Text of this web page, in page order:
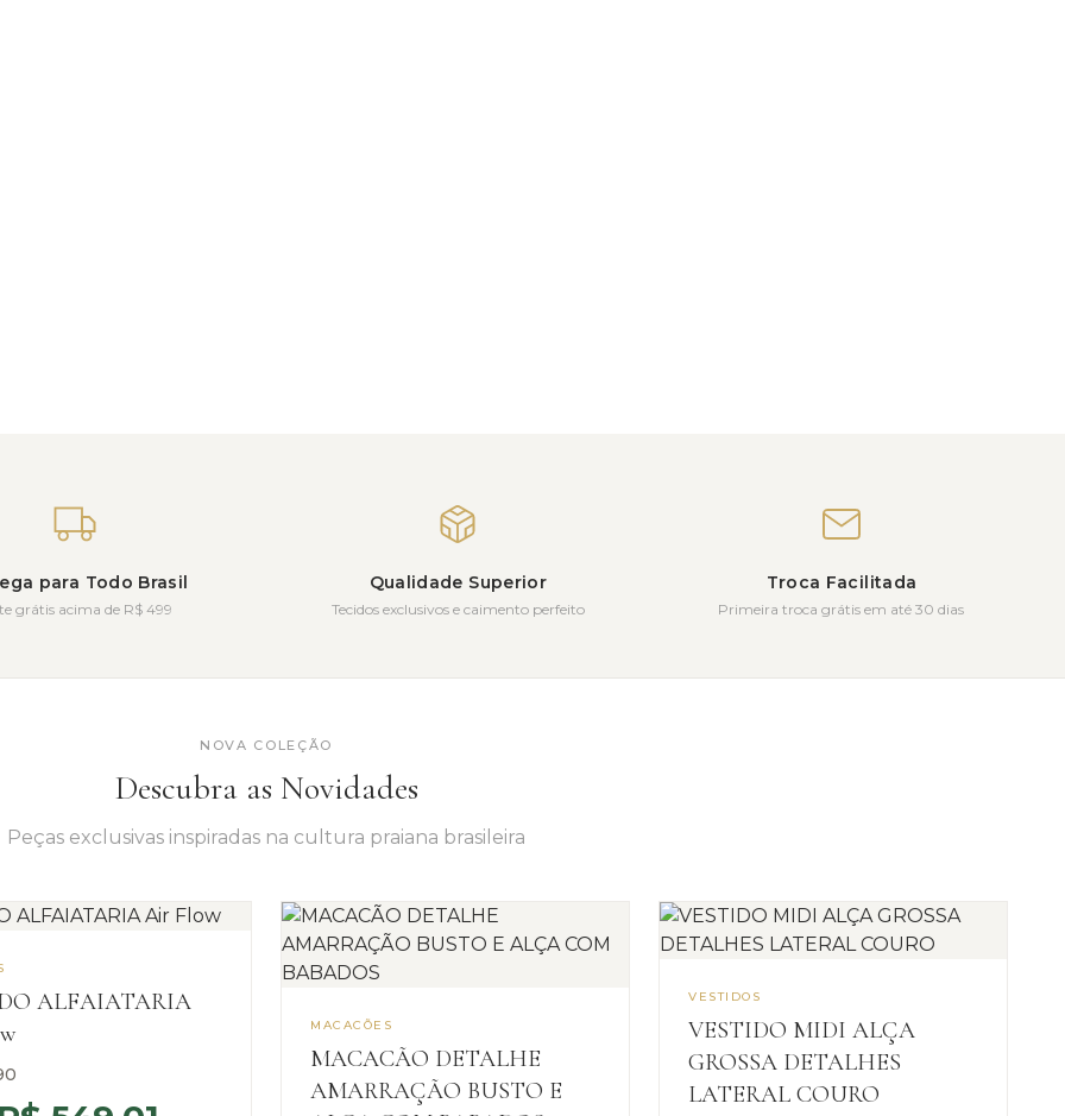
para Todo Brasil
grátis acima de R$ 499
Qualidade Superior
Tecidos exclusivos e caimento perfeito
Troca Facilitada
Primeira troca grátis em até 30 dias
NOVA COLEÇÃO
Descubra as Novidades
Peças exclusivas inspiradas na cultura praiana brasileira
ALFAIATARIA
MACACÕES
MACACÃO DETALHE
AMARRAÇÃO BUSTO E
VESTIDOS
VESTIDO MIDI ALÇA
GROSSA DETALHES
LATERAL COURO